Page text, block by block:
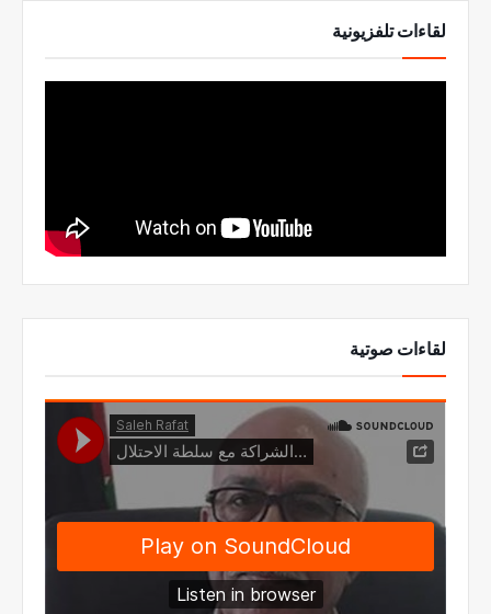
لقاءات تلفزيونية
لقاءات صوتية